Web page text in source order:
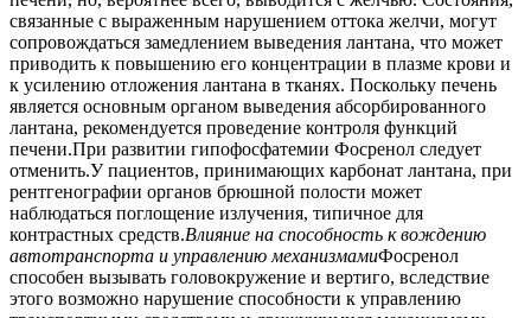
связанные с выраженным нарушением оттока желчи, могут
сопровождаться замедлением выведения лантана, что может
приводить к повышению его концентрации в плазме крови и
к усилению отложения лантана в тканях. Поскольку печень
является основным органом выведения абсорбированного
лантана, рекомендуется проведение контроля функций
печени.При развитии гипофосфатемии Фосренол следует
отменить.У пациентов, принимающих карбонат лантана, при
рентгенографии органов брюшной полости может
наблюдаться поглощение излучения, типичное для
контрастных средств.Влияние на способность к вождению
автотранспорта и управлению механизмамиФосренол
способен вызывать головокружение и вертиго, вследствие
этого возможно нарушение способности к управлению